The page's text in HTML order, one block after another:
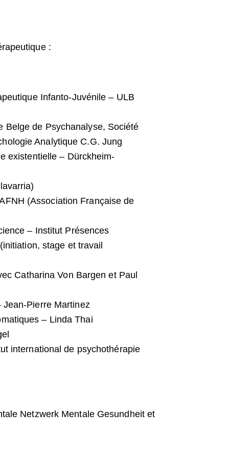
:
Infanto-Juvénile – ULB
Belge de Psychanalyse, Société
Analytique C.G. Jung
existentielle – Dürckheim-
(Association Française de
– Institut Présences
stage et travail
Catharina Von Bargen et Paul
Pierre Martinez
– Linda Thai
international de psychothérapie
Netzwerk Mentale Gesundheit et